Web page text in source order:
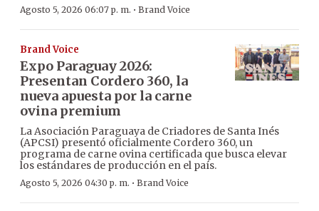
Agosto 5, 2026 06:07 p. m. · Brand Voice
Brand Voice
Expo Paraguay 2026:
Presentan Cordero 360, la
nueva apuesta por la carne
ovina premium
La Asociación Paraguaya de Criadores de Santa Inés
(APCSI) presentó oficialmente Cordero 360, un
programa de carne ovina certificada que busca elevar
los estándares de producción en el país.
Agosto 5, 2026 04:30 p. m. · Brand Voice